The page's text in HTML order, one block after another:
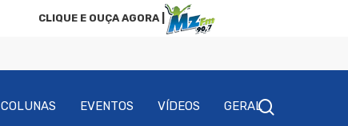
CLIQUE E OUÇA AGORA |
COLUNAS EVENTOS VÍDEOS GERAL